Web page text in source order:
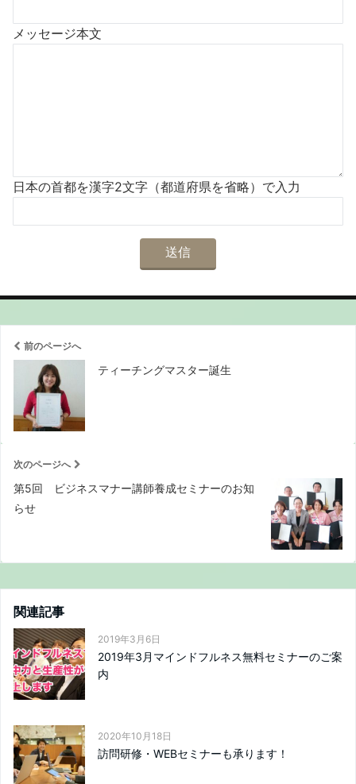
メッセージ本文
日本の首都を漢字2文字（都道府県を省略）で入力
前のページへ
ティーチングマスター誕生
次のページへ
第5回 ビジネスマナー講師養成セミナーのお知
らせ
関連記事
2019年3月6日
2019年3月マインドフルネス無料セミナーのご案
内
2020年10月18日
訪問研修・WEBセミナーも承ります！